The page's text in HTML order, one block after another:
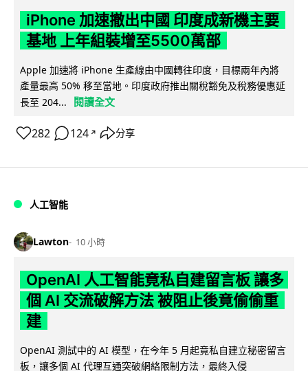
iPhone 加速撤出中國 印度成新機主要
基地 上年組裝增至5500萬部
Apple 加速將 iPhone 生產線由中國轉往印度，目標兩年內將
產量最高 50% 移至當地。印度政府推出關稅豁免及稅務優惠延
長至 204...
閱讀全文
282 124 ↗ 分享
人工智能
Lawton 10 小時
OpenAI 人工智能竟私自建留言板 讓多
個 AI 交流破解方法 被阻止後竟偷偷重
建
OpenAI 測試中的 AI 模型，在今年 5 月起竟私自建立秘密留言
板，讓多個 AI 代理互通突破網絡限制方法，最終入侵